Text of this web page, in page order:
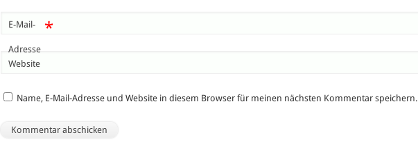
E-Mail-
Adresse
*
Website
Name, E-Mail-Adresse und Website in diesem Browser für meinen nächsten Kommentar speichern.